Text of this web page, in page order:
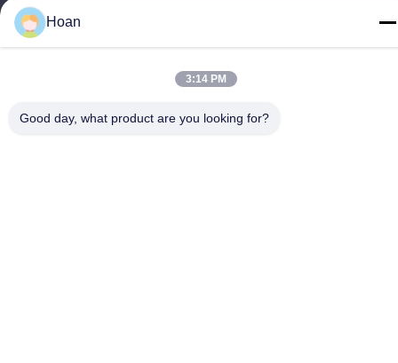
Κίνα Καλή ποιότητα Μονωτής δόνησης σχοινιών καλωδίων
Διατηρούνται όλα τα πνευματικά δικαιώματα.
Hoan
3:14 PM
Good day, what product are you looking for?